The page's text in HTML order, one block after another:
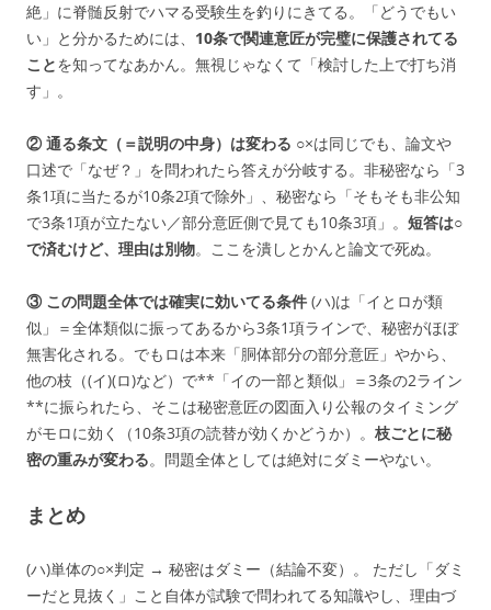
絶」に脊髄反射でハマる受験生を釣りにきてる。「どうでもい
い」と分かるためには、 10条で関連意匠が完璧に保護されてる
ことを知ってなあかん。無視じゃなくて「検討した上で打ち消
す」。
② 通る条文（＝説明の中身）は変わる ○×は同じでも、論文や
口述で「なぜ？」を問われたら答えが分岐する。非秘密なら「3
条1項に当たるが10条2項で除外」、秘密なら「そもそも非公知
で3条1項が立たない／部分意匠側で見ても10条3項」。 短答は○
で済むけど、理由は別物。ここを潰しとかんと論文で死ぬ。
③ この問題全体では確実に効いてる条件 (ハ)は「イとロが類
似」＝全体類似に振ってあるから3条1項ラインで、秘密がほぼ
無害化される。でもロは本来「胴体部分の部分意匠」やから、
他の枝（(イ)(ロ)など）で**「イの一部と類似」＝3条の2ライン
**に振られたら、そこは秘密意匠の図面入り公報のタイミング
がモロに効く（10条3項の読替が効くかどうか）。 枝ごとに秘
密の重みが変わる。問題全体としては絶対にダミーやない。
まとめ
(ハ)単体の○×判定 → 秘密はダミー（結論不変）。 ただし「ダミ
ーだと見抜く」こと自体が試験で問われてる知識やし、理由づ